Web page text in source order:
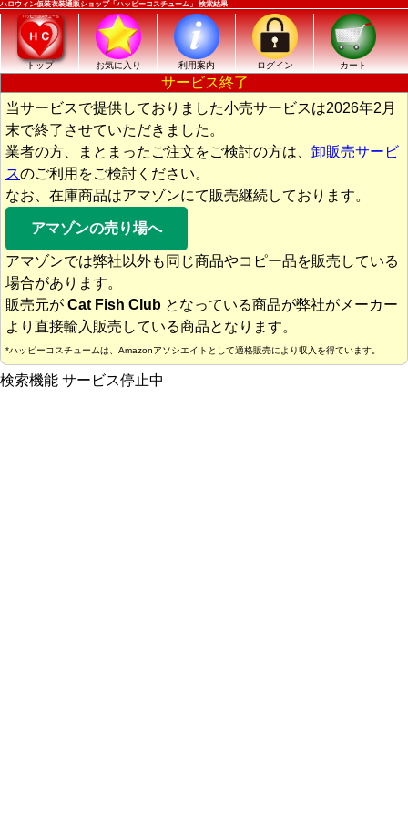
ハロウィン仮装衣装通販ショップ「ハッピーコスチューム」 検索結果
トップ お気に入り 利用案内 ログイン カート
サービス終了
当サービスで提供しておりました小売サービスは2026年2月
末で終了させていただきました。
業者の方、まとまったご注文をご検討の方は、 卸販売サービ
スのご利用をご検討ください。
なお、在庫商品はアマゾンにて販売継続しております。
アマゾンの売り場へ
アマゾンでは弊社以外も同じ商品やコピー品を販売している
場合があります。
販売元が Cat Fish Club となっている商品が弊社がメーカー
より直接輸入販売している商品となります。
*ハッピーコスチュームは、Amazonアソシエイトとして適格販売により収入を得ています。
検索機能 サービス停止中